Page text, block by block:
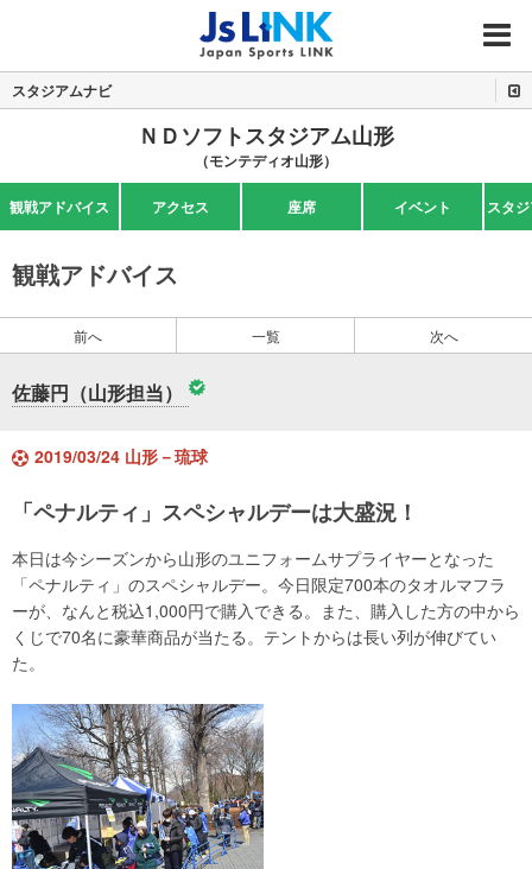
MENU
スタジアムナビ
ＮＤソフトスタジアム山形
（モンテディオ山形）
観戦アドバイス アクセス 座席 イベント スタ
観戦アドバイス
前へ 一覧 次へ
佐藤円（山形担当）
2019/03/24 山形－琉球
「ペナルティ」スペシャルデーは大盛況！
本日は今シーズンから山形のユニフォームサプライヤーとなった
「ペナルティ」のスペシャルデー。今日限定700本のタオルマフラ
ーが、なんと税込1,000円で購入できる。また、購入した方の中から
くじで70名に豪華商品が当たる。テントからは長い列が伸びてい
た。